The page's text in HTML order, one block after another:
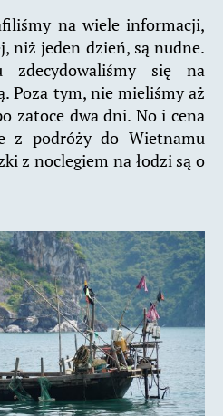
na wiele informacji,
niż jeden dzień, są nudne.
się na
Poza tym, nie mieliśmy aż
zatoce dwa dni. No i cena
z podróży do Wietnamu
z noclegiem na łodzi są o